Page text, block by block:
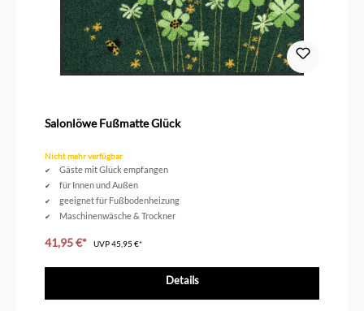
Salonlöwe Fußmatte Glück
Nicht mehr verfügbar
Gäste mit Glück empfangen
für Innen und Außen
geeignet für Fußbodenheizung
Maschinenwäsche & Trockner
41,95 €* UVP45,95 €*
Details